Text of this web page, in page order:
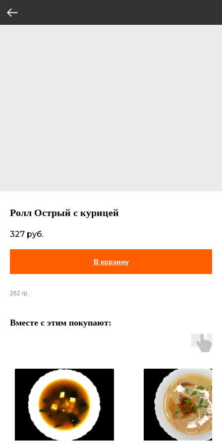
Ролл Острый с курицей
327 руб.
В корзину
262 гр.
Вместе с этим покупают: